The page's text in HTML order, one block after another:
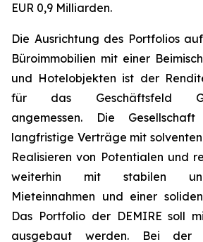
EUR 0,9 Milliarden.
Die Ausrichtung des Portfolios
Büroimmobilien mit einer
und Hotelobjekten ist der
für das Geschäftsfeld
angemessen. Die
langfristige Verträge mit
Realisieren von Potentialen und
weiterhin mit stabilen
Mieteinnahmen und einer
Das Portfolio der DEMIRE soll
ausgebaut werden. Bei der